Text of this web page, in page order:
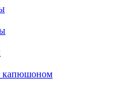
капюшоном